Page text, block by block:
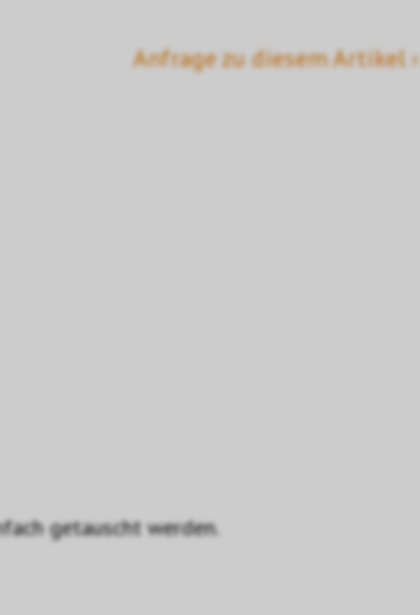
Anfrage zu diesem Artikel ›
getauscht werden.